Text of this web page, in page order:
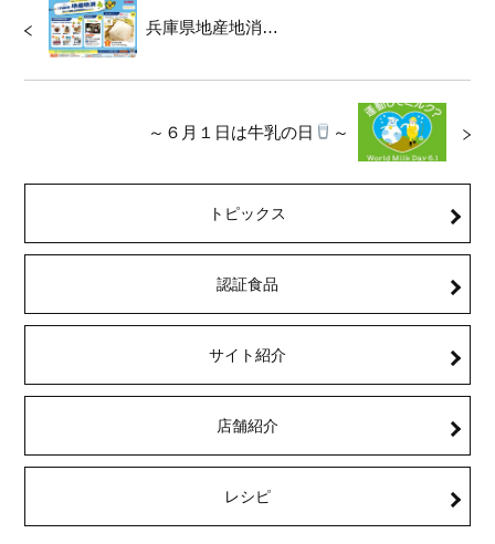
兵庫県地産地消…
～６月１日は牛乳の日 ～
トピックス
認証食品
サイト紹介
店舗紹介
レシピ